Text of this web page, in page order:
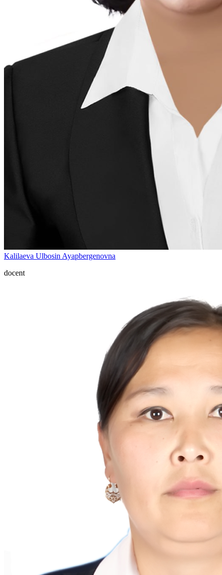
Kalilaeva Ulbosin Ayapbergenovna
docent